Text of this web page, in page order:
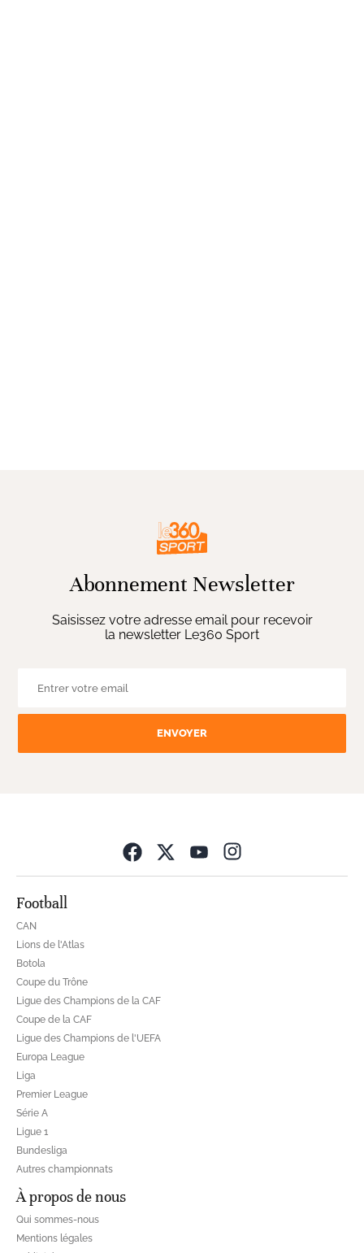
Abonnement Newsletter
Saisissez votre adresse email pour recevoir
la newsletter Le360 Sport
ENVOYER
Football
CAN
Lions de l'Atlas
Botola
Coupe du Trône
Ligue des Champions de la CAF
Coupe de la CAF
Ligue des Champions de l'UEFA
Europa League
Liga
Premier League
Série A
Ligue 1
Bundesliga
Autres championnats
À propos de nous
Qui sommes-nous
Mentions légales